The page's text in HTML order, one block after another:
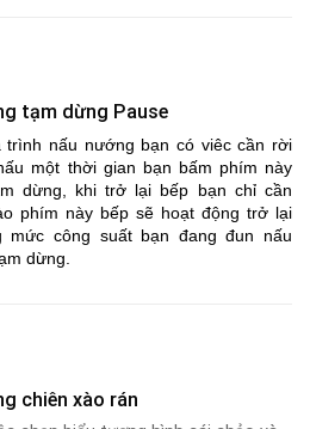
tạm dừng Pause
trình nấu nướng bạn có viêc cần rời
một thời gian bạn bấm phím này
dừng, khi trở lại bếp bạn chỉ cần
phím này bếp sẽ hoạt động trở lại
mức công suất bạn đang đun nấu
dừng.
chiên xào rán